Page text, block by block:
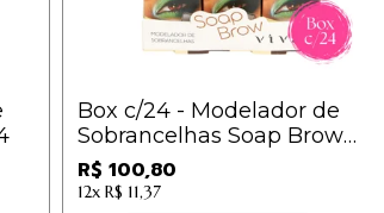
Box c/24 - Modelador de
Sobrancelhas Soap Brow
Vivai - 2057.1.1 / 4,20
R$ 100,80
12x R$ 11,37